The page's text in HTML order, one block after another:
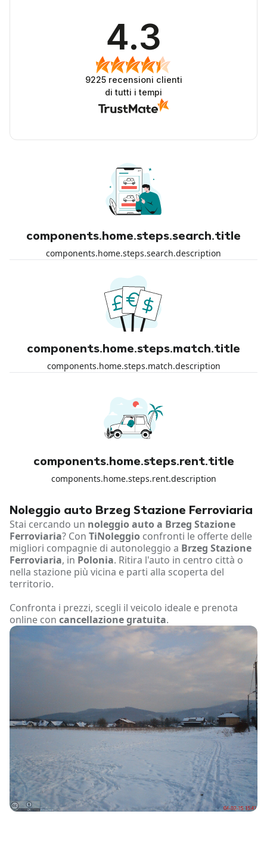
4.3
9225recensioni clienti
di tutti i tempi
components.home.steps.search.title
components.home.steps.search.description
components.home.steps.match.title
components.home.steps.match.description
components.home.steps.rent.title
components.home.steps.rent.description
Noleggio auto Brzeg Stazione Ferroviaria
Stai cercando un noleggio auto a Brzeg Stazione
Ferroviaria? Con TiNoleggio confronti le offerte delle
migliori compagnie di autonoleggio a Brzeg Stazione
Ferroviaria, in Polonia. Ritira l'auto in centro città o
nella stazione più vicina e parti alla scoperta del
territorio.
Confronta i prezzi, scegli il veicolo ideale e prenota
online con cancellazione gratuita.